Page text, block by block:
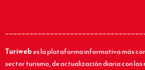
Turiwebes la plataforma informativa más
sector turismo, de actualización diaria con